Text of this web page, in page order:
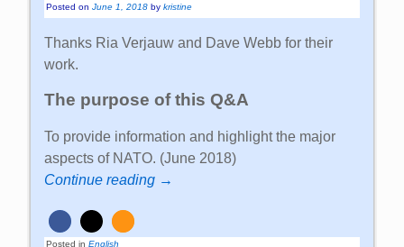
Posted onJune 1, 2018 bykristine
Thanks Ria Verjauw and Dave Webb for their
work.
The purpose of this Q&A
To provide information and highlight the major
aspects of NATO. (June 2018)
Continue reading →
Posted in English